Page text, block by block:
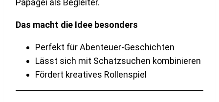
Papagei als Begleiter.
Das macht die Idee besonders
Perfekt für Abenteuer-Geschichten
Lässt sich mit Schatzsuchen kombinieren
Fördert kreatives Rollenspiel